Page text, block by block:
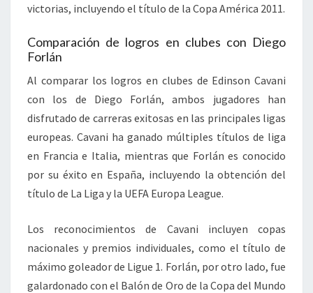
victorias, incluyendo el título de la Copa América 2011.
Comparación de logros en clubes con Diego
Forlán
Al comparar los logros en clubes de Edinson Cavani
con los de Diego Forlán, ambos jugadores han
disfrutado de carreras exitosas en las principales ligas
europeas. Cavani ha ganado múltiples títulos de liga
en Francia e Italia, mientras que Forlán es conocido
por su éxito en España, incluyendo la obtención del
título de La Liga y la UEFA Europa League.
Los reconocimientos de Cavani incluyen copas
nacionales y premios individuales, como el título de
máximo goleador de Ligue 1. Forlán, por otro lado, fue
galardonado con el Balón de Oro de la Copa del Mundo